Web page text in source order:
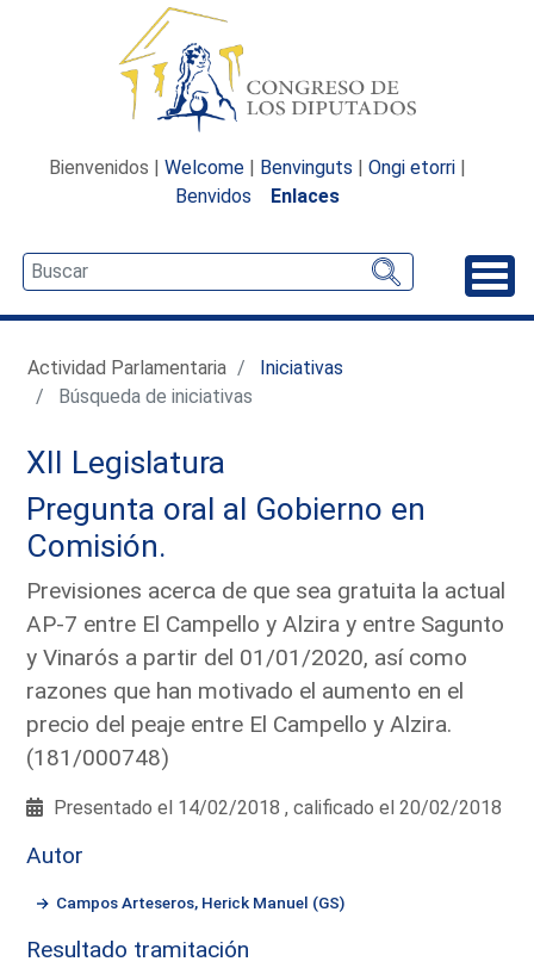
Bienvenidos | Welcome | Benvinguts | Ongi etorri |
Benvidos
Enlaces
Actividad Parlamentaria
Iniciativas
Búsqueda de iniciativas
XII Legislatura
Pregunta oral al Gobierno en
Comisión.
Previsiones acerca de que sea gratuita la actual
AP-7 entre El Campello y Alzira y entre Sagunto
y Vinarós a partir del 01/01/2020, así como
razones que han motivado el aumento en el
precio del peaje entre El Campello y Alzira.
(181/000748)
Presentado el 14/02/2018 , calificado el 20/02/2018
Autor
Campos Arteseros, Herick Manuel (GS)
Resultado tramitación